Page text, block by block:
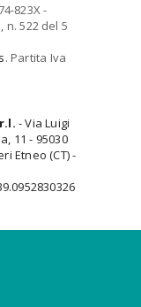
823X -
522 del 5
. Partita Iva
- Via Luigi
11 - 95030
Etneo (CT) -